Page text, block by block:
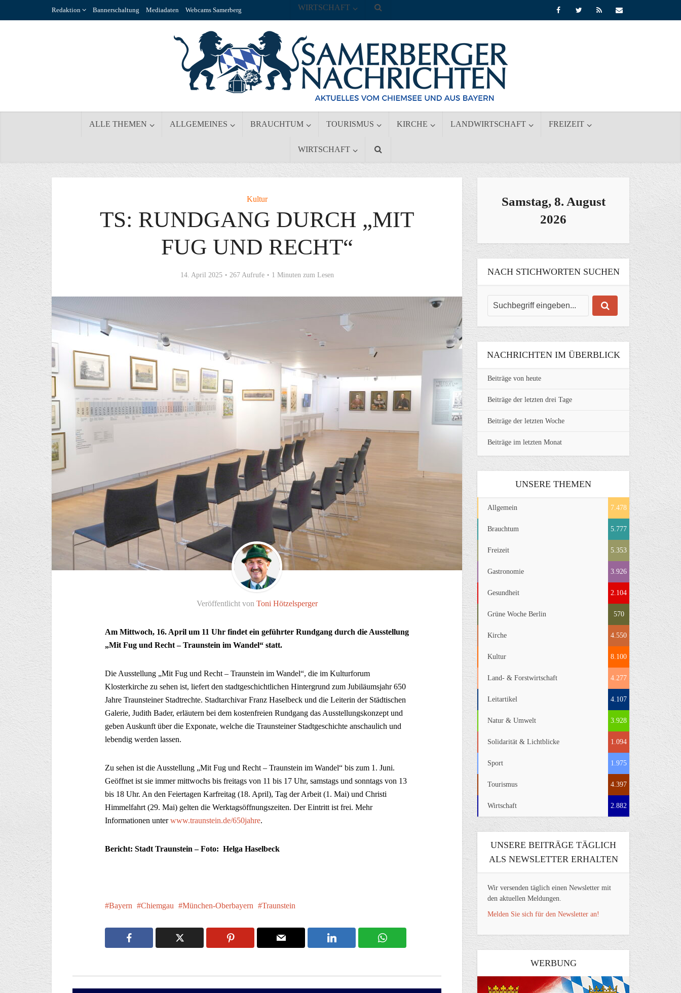
Redaktion Bannerschaltung Mediadaten Webcams Samerberg
ALLE THEMEN ALLGEMEINES BRAUCHTUM TOURISMUS KIRCHE LANDWIRTSCHAFT FREIZEIT
WIRTSCHAFT
WIRTSCHAFT
Kultur
TS: RUNDGANG DURCH „MIT
FUG UND RECHT“
14. April 2025 267 Aufrufe 1 Minuten zum Lesen
Veröffentlicht von Toni Hötzelsperger
Am Mittwoch, 16. April um 11 Uhr findet ein geführter Rundgang durch die Ausstellung
„Mit Fug und Recht – Traunstein im Wandel“ statt.
Die Ausstellung „Mit Fug und Recht – Traunstein im Wandel“, die im Kulturforum
Klosterkirche zu sehen ist, liefert den stadtgeschichtlichen Hintergrund zum Jubiläumsjahr 650
Jahre Traunsteiner Stadtrechte. Stadtarchivar Franz Haselbeck und die Leiterin der Städtischen
Galerie, Judith Bader, erläutern bei dem kostenfreien Rundgang das Ausstellungskonzept und
geben Auskunft über die Exponate, welche die Traunsteiner Stadtgeschichte anschaulich und
lebendig werden lassen.
Zu sehen ist die Ausstellung „Mit Fug und Recht – Traunstein im Wandel“ bis zum 1. Juni.
Geöffnet ist sie immer mittwochs bis freitags von 11 bis 17 Uhr, samstags und sonntags von 13
bis 18 Uhr. An den Feiertagen Karfreitag (18. April), Tag der Arbeit (1. Mai) und Christi
Himmelfahrt (29. Mai) gelten die Werktagsöffnungszeiten. Der Eintritt ist frei. Mehr
Informationen unterwww.traunstein.de/650jahre.
Bericht: Stadt Traunstein – Foto: Helga Haselbeck
Bayern Chiemgau München-Oberbayern Traunstein
Samstag, 8. August
2026
NACH STICHWORTEN SUCHEN
NACHRICHTEN IM ÜBERBLICK
Beiträge von heute
Beiträge der letzten drei Tage
Beiträge der letzten Woche
Beiträge im letzten Monat
UNSERE THEMEN
Allgemein 7.478
Brauchtum 5.777
Freizeit 5.353
Gastronomie 3.926
Gesundheit 2.104
Grüne Woche Berlin 570
Kirche 4.550
Kultur 8.100
Land- & Forstwirtschaft 4.277
Leitartikel 4.107
Natur & Umwelt 3.928
Solidarität & Lichtblicke 1.094
Sport 1.975
Tourismus 4.397
Wirtschaft 2.882
UNSERE BEITRÄGE TÄGLICH
ALS NEWSLETTER ERHALTEN
Wir versenden täglich einen Newsletter mit
den aktuellen Meldungen.
Melden Sie sich für den Newsletter an!
WERBUNG